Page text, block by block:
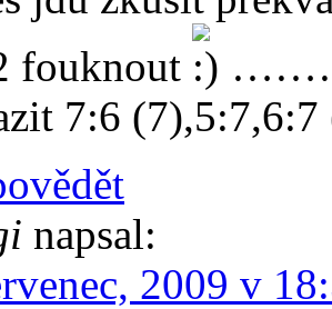
fouknout
7:6 (7),5:7,6:7
napsal:
2009 v